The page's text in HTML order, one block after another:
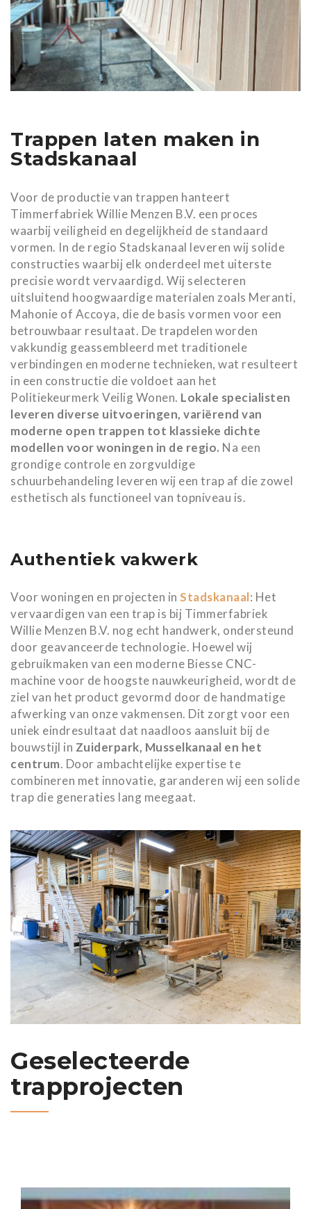
Trappen laten maken in
Stadskanaal
Voor de productie van trappen hanteert
Timmerfabriek Willie Menzen B.V. een proces
waarbij veiligheid en degelijkheid de standaard
vormen. In de regio Stadskanaal leveren wij solide
constructies waarbij elk onderdeel met uiterste
precisie wordt vervaardigd. Wij selecteren
uitsluitend hoogwaardige materialen zoals Meranti,
Mahonie of Accoya, die de basis vormen voor een
betrouwbaar resultaat. De trapdelen worden
vakkundig geassembleerd met traditionele
verbindingen en moderne technieken, wat resulteert
in een constructie die voldoet aan het
Politiekeurmerk Veilig Wonen. Lokale specialisten
leveren diverse uitvoeringen, variërend van
moderne open trappen tot klassieke dichte
modellen voor woningen in de regio. Na een
grondige controle en zorgvuldige
schuurbehandeling leveren wij een trap af die zowel
esthetisch als functioneel van topniveau is.
Authentiek vakwerk
Voor woningen en projecten inStadskanaal: Het
vervaardigen van een trap is bij Timmerfabriek
Willie Menzen B.V. nog echt handwerk, ondersteund
door geavanceerde technologie. Hoewel wij
gebruikmaken van een moderne Biesse CNC-
machine voor de hoogste nauwkeurigheid, wordt de
ziel van het product gevormd door de handmatige
afwerking van onze vakmensen. Dit zorgt voor een
uniek eindresultaat dat naadloos aansluit bij de
bouwstijl in Zuiderpark, Musselkanaal en het
centrum. Door ambachtelijke expertise te
combineren met innovatie, garanderen wij een solide
trap die generaties lang meegaat.
Geselecteerde
trapprojecten